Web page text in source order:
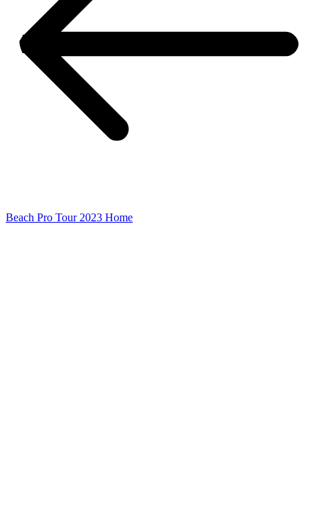
Beach Pro Tour 2023 Home